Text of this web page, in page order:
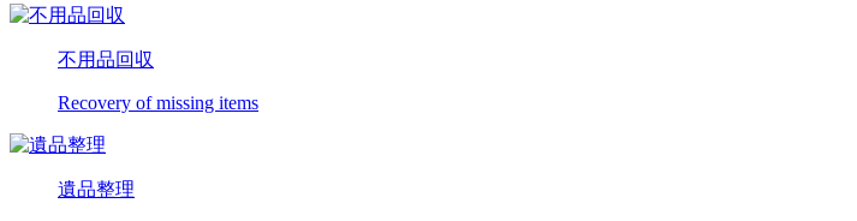
不用品回収
Recovery of missing items
遺品整理